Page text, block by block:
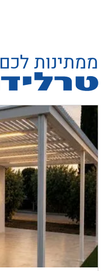
ממתינות לכם